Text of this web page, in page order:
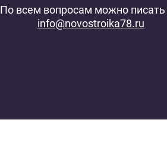
По всем вопросам можно писать
info@novostroika78.ru